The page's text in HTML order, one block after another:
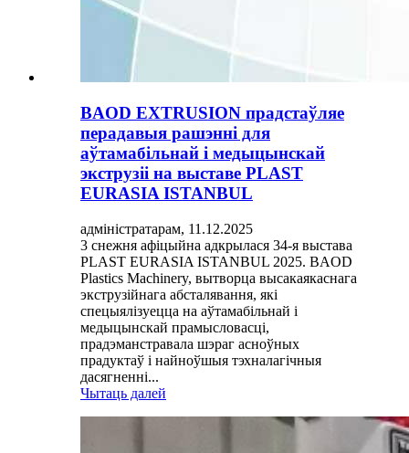
BAOD EXTRUSION прадстаўляе
перадавыя рашэнні для
аўтамабільнай і медыцынскай
экструзіі на выставе PLAST
EURASIA ISTANBUL
адміністратарам, 11.12.2025
3 снежня афіцыйна адкрылася 34-я выстава
PLAST EURASIA ISTANBUL 2025. BAOD
Plastics Machinery, вытворца высакаякаснага
экструзійнага абсталявання, які
спецыялізуецца на аўтамабільнай і
медыцынскай прамысловасці,
прадэманстравала шэраг асноўных
прадуктаў і найноўшыя тэхналагічныя
дасягненні...
Чытаць далей